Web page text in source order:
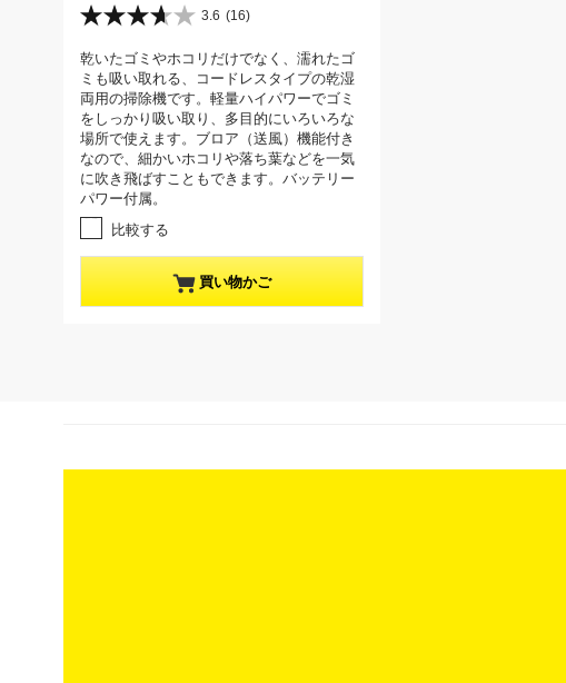
r
e
n
t
p
r
o
d
u
c
t
p
3.6 (16)
星
.
6
／
5
個
で
す
。
6
レ
ビ
ュ
乾いたゴミやホコリだけでなく、濡れたゴ
ミも吸い取れる、コードレスタイプの乾湿
両用の掃除機です。軽量ハイパワーでゴミ
をしっかり吸い取り、多目的にいろいろな
場所で使えます。ブロア（送風）機能付き
なので、細かいホコリや落ち葉などを一気
に吹き飛ばすこともできます。バッテリー
パワー付属。
比較する
買い物かご